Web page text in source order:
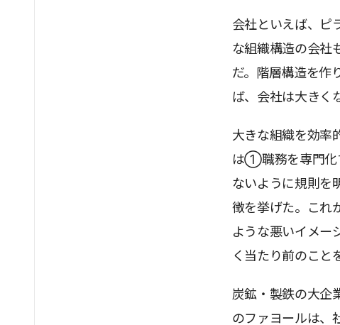
会社といえば、ピ
な組織構造の会社
だ。階層構造を作
ば、会社は大きく
大きな組織を効率
は①職務を専門化
ないように規則を
徴を挙げた。これ
ような悪いイメー
く当たり前のこと
炭鉱・製鉄の大企
のファヨールは、